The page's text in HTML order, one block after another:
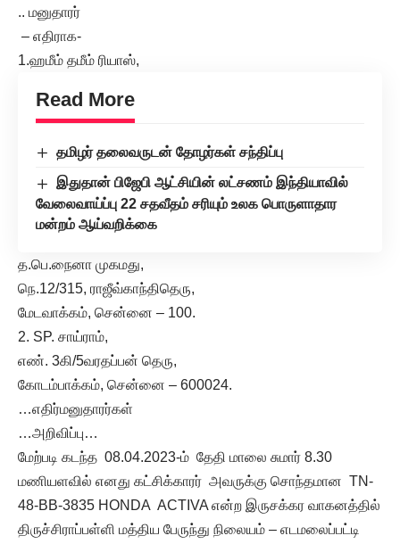
.. மனுதாரர்
– எதிராக-
1.ஹமீம் தமீம் ரியாஸ்,
Read More
தமிழர் தலைவருடன் தோழர்கள் சந்திப்பு
இதுதான் பிஜேபி ஆட்சியின் லட்சணம் இந்தியாவில்
வேலைவாய்ப்பு 22 சதவீதம் சரியும் உலக பொருளாதார
மன்றம் ஆய்வறிக்கை
த.பெ.நைனா முகமது,
நெ.12/315, ராஜீவ்காந்திதெரு,
மேடவாக்கம், சென்னை – 100.
2. SP. சாய்ராம்,
எண். 3கி/5வரதப்பன் தெரு,
கோடம்பாக்கம், சென்னை – 600024.
…எதிர்மனுதாரர்கள்
…அறிவிப்பு…
மேற்படி கடந்த 08.04.2023-ம் தேதி மாலை சுமார் 8.30
மணியளவில் எனது கட்சிக்காரர் அவருக்கு சொந்தமான TN-
48-BB-3835 HONDA ACTIVA என்ற இருசக்கர வாகனத்தில்
திருச்சிராப்பள்ளி மத்திய பேருந்து நிலையம் – எடமலைப்பட்டி